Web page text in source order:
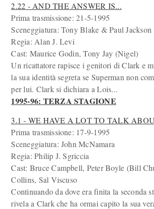
2.22 - AND THE ANSWER IS...
Prima trasmissione: 21-5-1995
Sceneggiatura: Tony Blake & Paul Jackson
Regia: Alan J. Levi
Cast: Maurice Godin, Tony Jay (Nigel)
Un ricattatore rapisce i genitori di Clark e
la sua identità segreta se Superman non
per lui. Clark si dichiara a Lois...
1995-96: TERZA STAGIONE
3.1 - WE HAVE A LOT TO TALK
Prima trasmissione: 17-9-1995
Sceneggiatura: John McNamara
Regia: Philip J. Sgriccia
Cast: Bruce Campbell, Peter Boyle (Bill
Collins, Sal Viscuso
Continuando da dove era finita la seconda
rivela a Clark che ha ormai capito la sua